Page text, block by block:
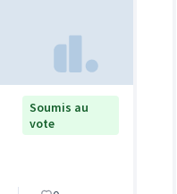
Soumis au
vote